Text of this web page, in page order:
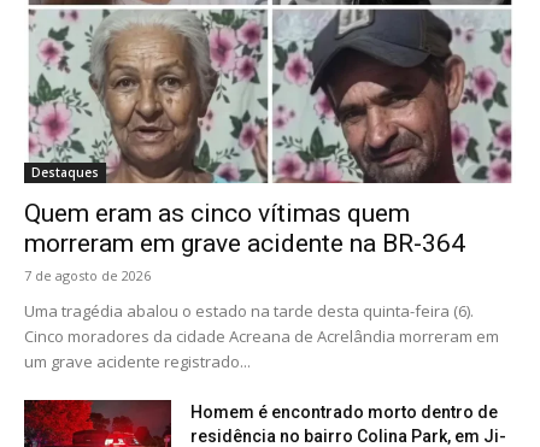
Destaques
Quem eram as cinco vítimas quem
morreram em grave acidente na BR-364
7 de agosto de 2026
Uma tragédia abalou o estado na tarde desta quinta-feira (6).
Cinco moradores da cidade Acreana de Acrelândia morreram em
um grave acidente registrado...
Homem é encontrado morto dentro de
residência no bairro Colina Park, em Ji-